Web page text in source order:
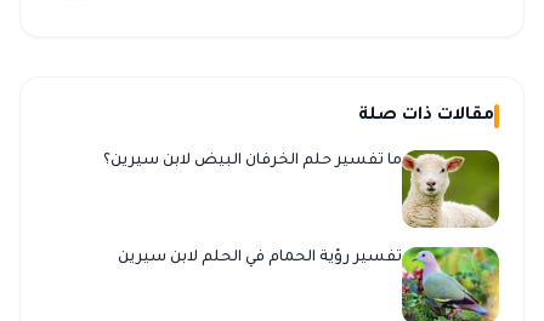
مقالات ذات صلة
ما تفسير حلم الخرفان البيض لابن سيرين؟
تفسير رؤية الحمام في الحلم لابن سيرين